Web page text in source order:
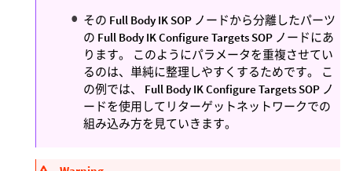
その Full Body IK SOP ノードから分離したパーツ
の Full Body IK Configure Targets SOP ノードにあ
ります。 このようにパラメータを重複させてい
るのは、単純に整理しやすくするためです。 こ
の例では、 Full Body IK Configure Targets SOP ノ
ードを使用してリターゲットネットワークでの
組み込み方を見ていきます。